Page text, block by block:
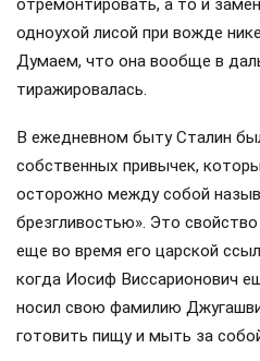
отремонтировать, а то и
одноухой лисой при вожде
Думаем, что она вообще в
тиражировалась.
В ежедневном быту Сталин
собственных привычек,
осторожно между собой
брезгливостью». Это
еще во время его царской
когда Иосиф Виссарионович
носил свою фамилию
готовить пищу и мыть за